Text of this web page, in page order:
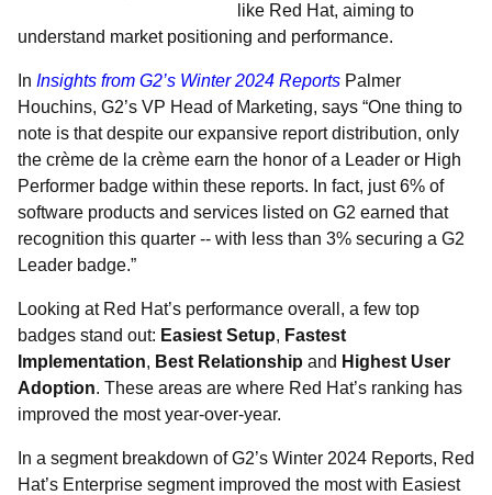
like Red Hat, aiming to
understand market positioning and performance.
In Insights from G2’s Winter 2024 Reports Palmer
Houchins, G2’s VP Head of Marketing, says “One thing to
note is that despite our expansive report distribution, only
the crème de la crème earn the honor of a Leader or High
Performer badge within these reports. In fact, just 6% of
software products and services listed on G2 earned that
recognition this quarter -- with less than 3% securing a G2
Leader badge.”
Looking at Red Hat’s performance overall, a few top
badges stand out: Easiest Setup, Fastest
Implementation, Best Relationship and Highest User
Adoption. These areas are where Red Hat’s ranking has
improved the most year-over-year.
In a segment breakdown of G2’s Winter 2024 Reports, Red
Hat’s Enterprise segment improved the most with Easiest